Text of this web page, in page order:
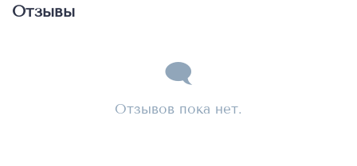
Отзывы
Отзывов пока нет.